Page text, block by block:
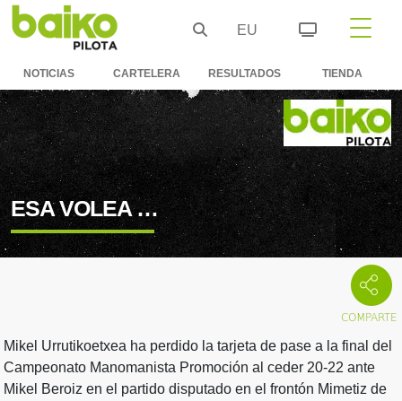
EU
NOTICIAS CARTELERA RESULTADOS TIENDA
ESA VOLEA …
Mikel Urrutikoetxea ha perdido la tarjeta de pase a la final del
Campeonato Manomanista Promoción al ceder 20-22 ante
Mikel Beroiz en el partido disputado en el frontón Mimetiz de